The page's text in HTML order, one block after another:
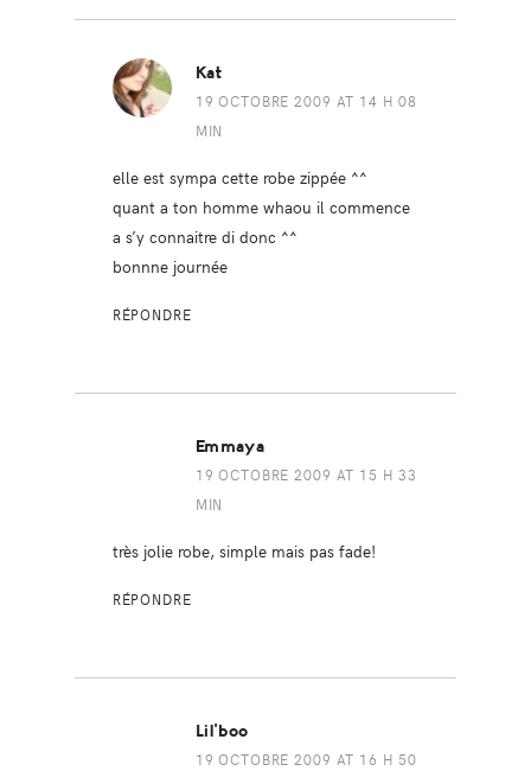
Kat
19 OCTOBRE 2009 AT 14 H 08
MIN
elle est sympa cette robe zippée ^^
quant a ton homme whaou il commence
a s’y connaitre di donc ^^
bonnne journée
RÉPONDRE
Emmaya
19 OCTOBRE 2009 AT 15 H 33
MIN
très jolie robe, simple mais pas fade!
RÉPONDRE
Lil'boo
19 OCTOBRE 2009 AT 16 H 50